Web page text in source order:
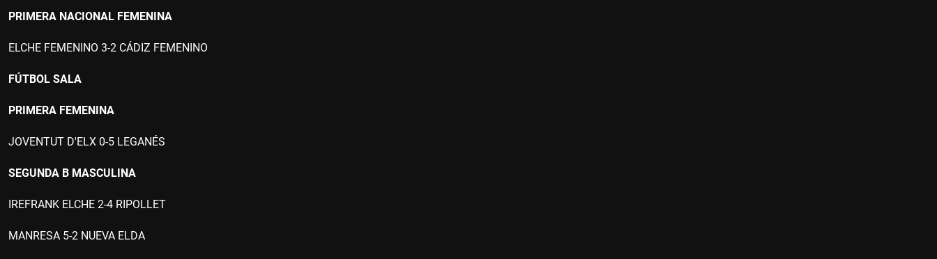
PRIMERA NACIONAL FEMENINA
ELCHE FEMENINO 3-2 CÁDIZ FEMENINO
FÚTBOL SALA
PRIMERA FEMENINA
JOVENTUT D'ELX 0-5 LEGANÉS
SEGUNDA B MASCULINA
IREFRANK ELCHE 2-4 RIPOLLET
MANRESA 5-2 NUEVA ELDA